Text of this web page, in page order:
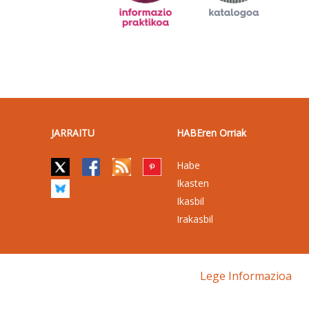
JARRAITU HABEren Orriak
Habe
Ikasten
Ikasbil
Irakasbil
Lege Informazioa